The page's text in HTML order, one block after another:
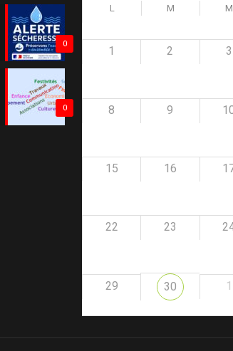
0
0
L M M
1 2 3
8 9
15 16
22 23
29 30 1